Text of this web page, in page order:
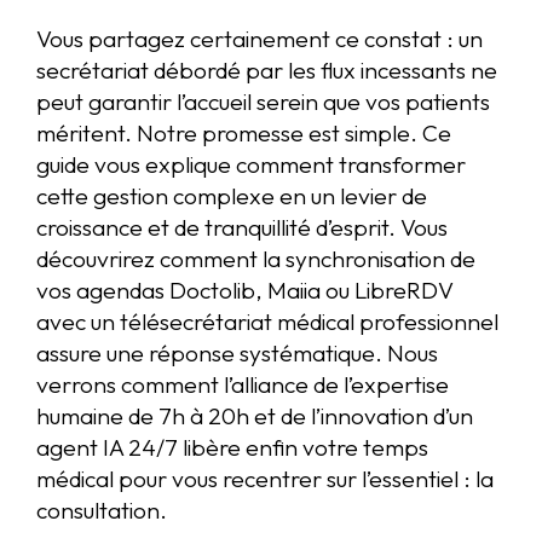
Vous partagez certainement ce constat : un
secrétariat débordé par les flux incessants ne
peut garantir l’accueil serein que vos patients
méritent. Notre promesse est simple. Ce
guide vous explique comment transformer
cette gestion complexe en un levier de
croissance et de tranquillité d’esprit. Vous
découvrirez comment la synchronisation de
vos agendas Doctolib, Maiia ou LibreRDV
avec un télésecrétariat médical professionnel
assure une réponse systématique. Nous
verrons comment l’alliance de l’expertise
humaine de 7h à 20h et de l’innovation d’un
agent IA 24/7 libère enfin votre temps
médical pour vous recentrer sur l’essentiel : la
consultation.